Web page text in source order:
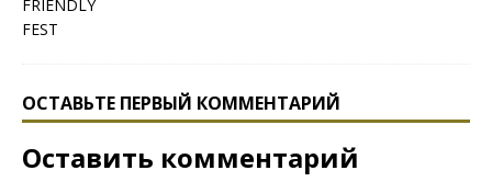
ОСТАВЬТЕ ПЕРВЫЙ КОММЕНТАРИЙ
Оставить комментарий